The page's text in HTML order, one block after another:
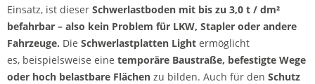
Einsatz, ist dieser Schwerlastboden mit bis zu 3,0 t / dm²
befahrbar – also kein Problem für LKW, Stapler oder andere
Fahrzeuge. Die Schwerlastplatten Light ermöglicht
es, beispielsweise eine temporäre Baustraße, befestigte Wege
oder hoch belastbare Flächen zu bilden. Auch für den Schutz